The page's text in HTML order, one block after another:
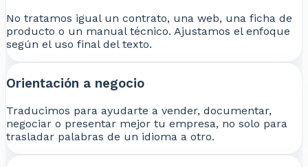
No tratamos igual un contrato, una web, una ficha de
producto o un manual técnico. Ajustamos el enfoque
según el uso final del texto.
Orientación a negocio
Traducimos para ayudarte a vender, documentar,
negociar o presentar mejor tu empresa, no solo para
trasladar palabras de un idioma a otro.